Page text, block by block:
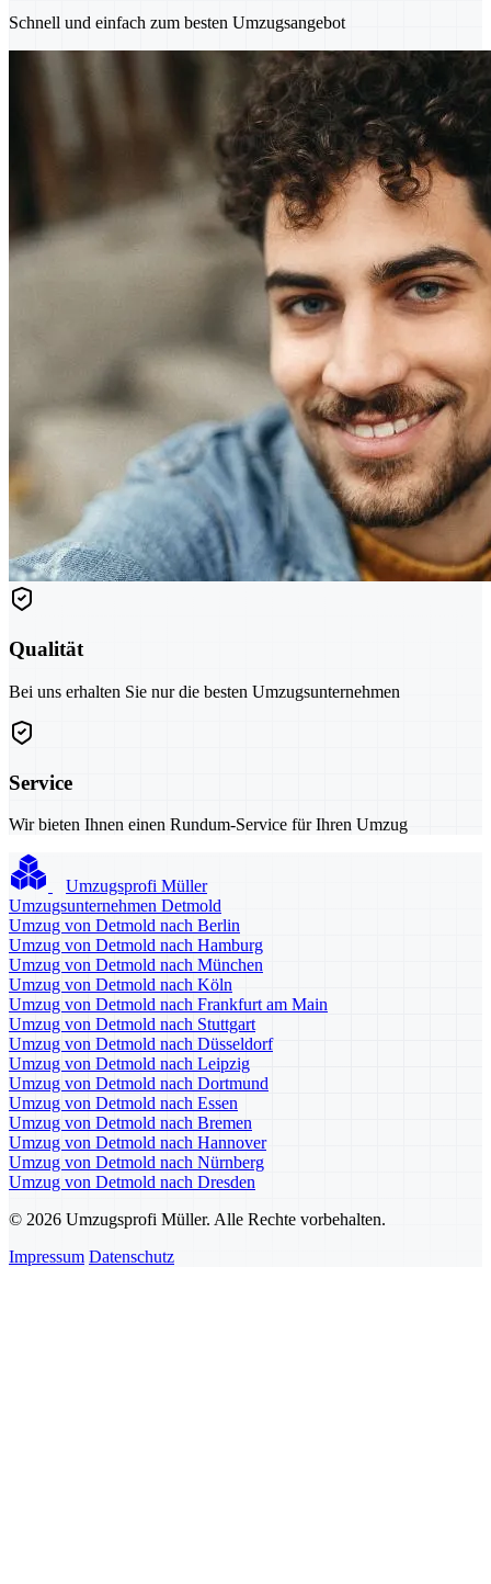
Schnell und einfach zum besten Umzugsangebot
Qualität
Bei uns erhalten Sie nur die besten Umzugsunternehmen
Service
Wir bieten Ihnen einen Rundum-Service für Ihren Umzug
Umzugsprofi Müller
Umzugsunternehmen Detmold
Umzug von Detmold nach Berlin
Umzug von Detmold nach Hamburg
Umzug von Detmold nach München
Umzug von Detmold nach Köln
Umzug von Detmold nach Frankfurt am Main
Umzug von Detmold nach Stuttgart
Umzug von Detmold nach Düsseldorf
Umzug von Detmold nach Leipzig
Umzug von Detmold nach Dortmund
Umzug von Detmold nach Essen
Umzug von Detmold nach Bremen
Umzug von Detmold nach Hannover
Umzug von Detmold nach Nürnberg
Umzug von Detmold nach Dresden
© 2026 Umzugsprofi Müller. Alle Rechte vorbehalten.
Impressum Datenschutz